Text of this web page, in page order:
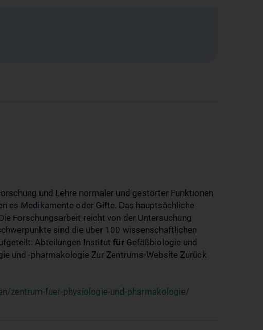
und Lehre normaler und gestörter Funktionen
es Medikamente oder Gifte. Das hauptsächliche
Forschungsarbeit reicht von der Untersuchung
sind die über 100 wissenschaftlichen
Abteilungen Institut für Gefäßbiologie und
und -pharmakologie Zur Zentrums-Website Zurück
zentrum-fuer-physiologie-und-pharmakologie/